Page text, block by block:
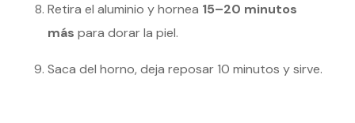
Retira el aluminio y hornea 15–20 minutos
más para dorar la piel.
Saca del horno, deja reposar 10 minutos y sirve.